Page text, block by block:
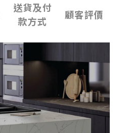
送貨及付
款方式
顧客評價